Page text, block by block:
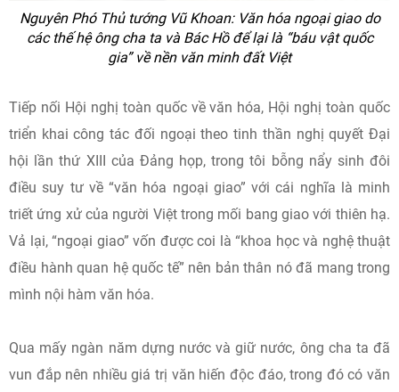
Nguyên Phó Thủ tướng Vũ Khoan: Văn hóa ngoại giao do
các thế hệ ông cha ta và Bác Hồ để lại là “báu vật quốc
gia” về nền văn minh đất Việt
Tiếp nối Hội nghị toàn quốc về văn hóa, Hội nghị toàn quốc
triển khai công tác đối ngoại theo tinh thần nghị quyết Đại
hội lần thứ XIII của Đảng họp, trong tôi bỗng nẩy sinh đôi
điều suy tư về “văn hóa ngoại giao” với cái nghĩa là minh
triết ứng xử của người Việt trong mối bang giao với thiên hạ.
Vả lại, “ngoại giao” vốn được coi là “khoa học và nghệ thuật
điều hành quan hệ quốc tế” nên bản thân nó đã mang trong
mình nội hàm văn hóa.
Qua mấy ngàn năm dựng nước và giữ nước, ông cha ta đã
vun đắp nên nhiều giá trị văn hiến độc đáo, trong đó có văn